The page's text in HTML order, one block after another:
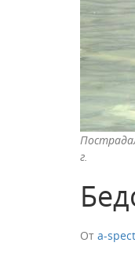
г.
От a-